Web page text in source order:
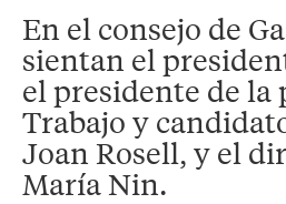
En el consejo de
sientan el
el presidente de
Trabajo y
Joan Rosell, y el
María Nin.